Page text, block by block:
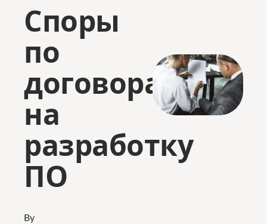
Споры
по
договорам
на
разработку
ПО
By